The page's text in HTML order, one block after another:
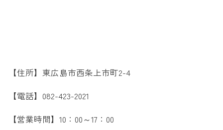
【住所】東広島市西条上市町2-4
【電話】082-423-2021
【営業時間】10：00～17：00